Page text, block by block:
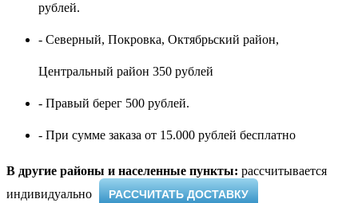
рублей.
- Северный, Покровка, Октябрьский район,
Центральный район 350 рублей
- Правый берег 500 рублей.
- При сумме заказа от 15.000 рублей бесплатно
В другие районы и населенные пункты: рассчитывается
индивидуально ​
РАССЧИТАТЬ ДОСТАВКУ